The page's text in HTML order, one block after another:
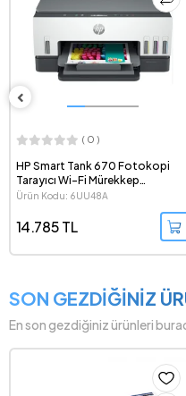
( 0 )
HP Smart Tank 670 Fotokopi
Tarayıcı Wi-Fi Mürekkep
Püskürtmeli Tanklı All in One
Ürün Kodu: 6UU48A
14.785 TL
SON GEZDİĞİNİZ
En son gezdiğiniz ürünleri